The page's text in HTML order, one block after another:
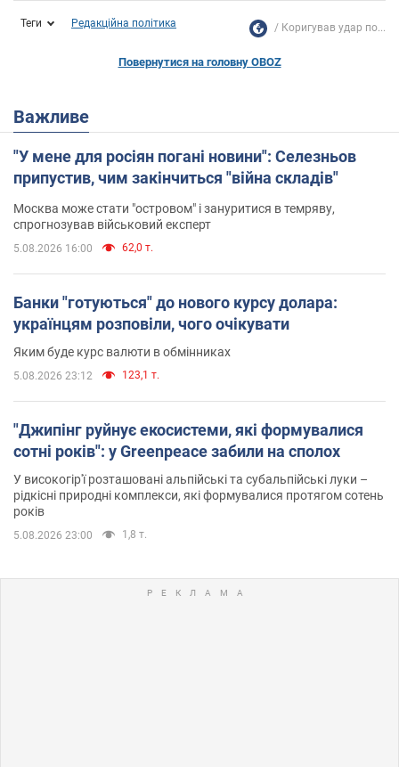
Теги Редакційна політика Коригував удар по...
Повернутися на головну OBOZ
Важливе
"У мене для росіян погані новини": Селезньов
припустив, чим закінчиться "війна складів"
Москва може стати "островом" і зануритися в темряву,
спрогнозував військовий експерт
5.08.2026 16:00 62,0 т.
Банки "готуються" до нового курсу долара:
українцям розповіли, чого очікувати
Яким буде курс валюти в обмінниках
5.08.2026 23:12 123,1 т.
"Джипінг руйнує екосистеми, які формувалися
сотні років": у Greenpeace забили на сполох
У високогір'ї розташовані альпійські та субальпійські луки –
рідкісні природні комплекси, які формувалися протягом сотень
років
5.08.2026 23:00 1,8 т.